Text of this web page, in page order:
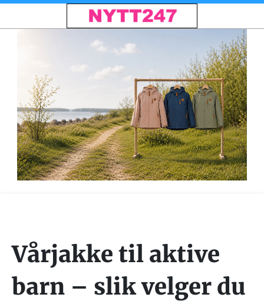
Vårjakke til aktive
barn – slik velger du